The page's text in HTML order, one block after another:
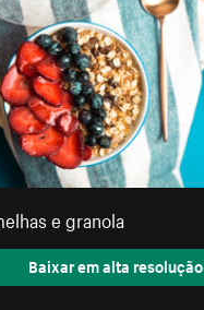
e granola
Baixar em alta resolução